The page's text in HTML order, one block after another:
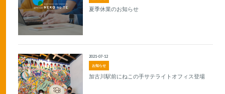
夏季休業のお知らせ
お知らせ
2021-07-12
加古川駅前にねこの手サテライトオフィス登場